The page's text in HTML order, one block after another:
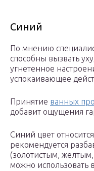
Синий
По мнению
способны вызвать
угнетенное
успокаивающее
Принятие ванных
добавит ощущения
Синий цвет
рекомендуется
(золотистым,
можно использовать